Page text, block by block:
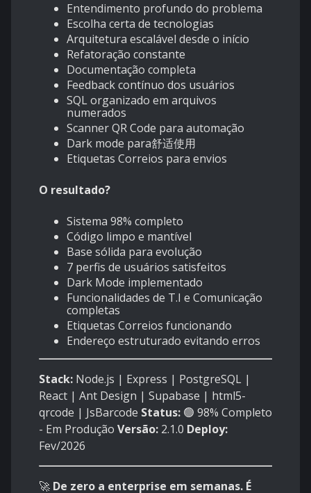
Entendimento profundo do problema
Escolha certa de tecnologias
Arquitetura escalável desde o início
Refatoração constante
Documentação completa
Feedback contínuo dos usuários
SQL organizado em arquivos
numerados
Scanner QR Code para automação
Dark mode para舒适使用
Etiquetas Correios para envios
O resultado?
Sistema 98% completo
Código limpo e mantível
Base sólida para evolução
7 perfis de usuários satisfeitos
Dark Mode implementado
Funcionalidades de T.I e Comunicação
completas
Etiquetas Correios funcionando
Endereço estruturado evitando erros
Stack: Node.js | Express | PostgreSQL |
React | Ant Design | Supabase | html5-
qrcode | JsBarcode Status: 🟢 98% Completo
- Em Produção Versão: 2.1.0 Deploy:
Fev/2026
🚀 De zero a enterprise em semanas. É